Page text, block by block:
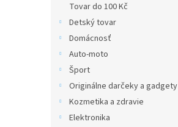
Tovar do 100 Kč
Detský tovar
Domácnosť
Auto-moto
Šport
Originálne darčeky a gadgety
Kozmetika a zdravie
Elektronika